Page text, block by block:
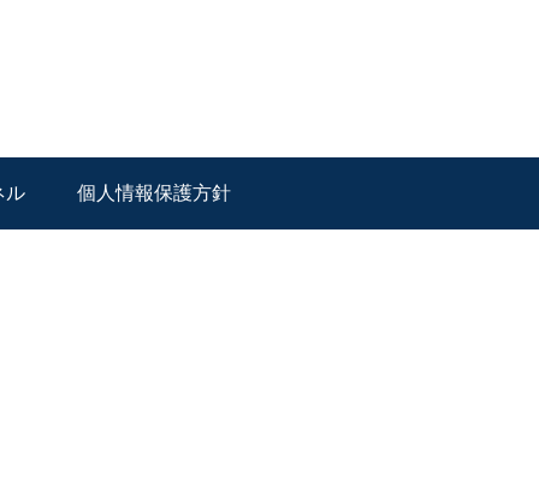
ル 個人情報保護方針